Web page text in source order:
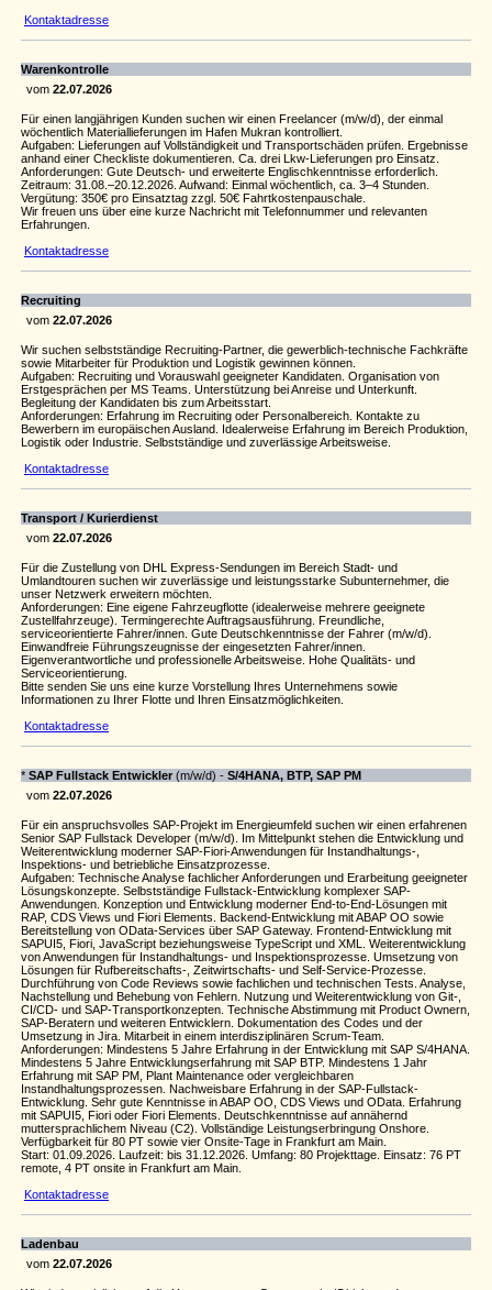
Kontaktadresse
Warenkontrolle
vom 22.07.2026
Für einen langjährigen Kunden suchen wir einen Freelancer (m/w/d), der einmal
wöchentlich Materiallieferungen im Hafen Mukran kontrolliert.
Aufgaben: Lieferungen auf Vollständigkeit und Transportschäden prüfen. Ergebnisse
anhand einer Checkliste dokumentieren. Ca. drei Lkw-Lieferungen pro Einsatz.
Anforderungen: Gute Deutsch- und erweiterte Englischkenntnisse erforderlich.
Zeitraum: 31.08.–20.12.2026. Aufwand: Einmal wöchentlich, ca. 3–4 Stunden.
Vergütung: 350€ pro Einsatztag zzgl. 50€ Fahrtkostenpauschale.
Wir freuen uns über eine kurze Nachricht mit Telefonnummer und relevanten
Erfahrungen.
Kontaktadresse
Recruiting
vom 22.07.2026
Wir suchen selbstständige Recruiting-Partner, die gewerblich-technische Fachkräfte
sowie Mitarbeiter für Produktion und Logistik gewinnen können.
Aufgaben: Recruiting und Vorauswahl geeigneter Kandidaten. Organisation von
Erstgesprächen per MS Teams. Unterstützung bei Anreise und Unterkunft.
Begleitung der Kandidaten bis zum Arbeitsstart.
Anforderungen: Erfahrung im Recruiting oder Personalbereich. Kontakte zu
Bewerbern im europäischen Ausland. Idealerweise Erfahrung im Bereich Produktion,
Logistik oder Industrie. Selbstständige und zuverlässige Arbeitsweise.
Kontaktadresse
Transport / Kurierdienst
vom 22.07.2026
Für die Zustellung von DHL Express-Sendungen im Bereich Stadt- und
Umlandtouren suchen wir zuverlässige und leistungsstarke Subunternehmer, die
unser Netzwerk erweitern möchten.
Anforderungen: Eine eigene Fahrzeugflotte (idealerweise mehrere geeignete
Zustellfahrzeuge). Termingerechte Auftragsausführung. Freundliche,
serviceorientierte Fahrer/innen. Gute Deutschkenntnisse der Fahrer (m/w/d).
Einwandfreie Führungszeugnisse der eingesetzten Fahrer/innen.
Eigenverantwortliche und professionelle Arbeitsweise. Hohe Qualitäts- und
Serviceorientierung.
Bitte senden Sie uns eine kurze Vorstellung Ihres Unternehmens sowie
Informationen zu Ihrer Flotte und Ihren Einsatzmöglichkeiten.
Kontaktadresse
* SAP Fullstack Entwickler (m/w/d) - S/4HANA, BTP, SAP PM
vom 22.07.2026
Für ein anspruchsvolles SAP-Projekt im Energieumfeld suchen wir einen erfahrenen
Senior SAP Fullstack Developer (m/w/d). Im Mittelpunkt stehen die Entwicklung und
Weiterentwicklung moderner SAP-Fiori-Anwendungen für Instandhaltungs-,
Inspektions- und betriebliche Einsatzprozesse.
Aufgaben: Technische Analyse fachlicher Anforderungen und Erarbeitung geeigneter
Lösungskonzepte. Selbstständige Fullstack-Entwicklung komplexer SAP-
Anwendungen. Konzeption und Entwicklung moderner End-to-End-Lösungen mit
RAP, CDS Views und Fiori Elements. Backend-Entwicklung mit ABAP OO sowie
Bereitstellung von OData-Services über SAP Gateway. Frontend-Entwicklung mit
SAPUI5, Fiori, JavaScript beziehungsweise TypeScript und XML. Weiterentwicklung
von Anwendungen für Instandhaltungs- und Inspektionsprozesse. Umsetzung von
Lösungen für Rufbereitschafts-, Zeitwirtschafts- und Self-Service-Prozesse.
Durchführung von Code Reviews sowie fachlichen und technischen Tests. Analyse,
Nachstellung und Behebung von Fehlern. Nutzung und Weiterentwicklung von Git-,
CI/CD- und SAP-Transportkonzepten. Technische Abstimmung mit Product Ownern,
SAP-Beratern und weiteren Entwicklern. Dokumentation des Codes und der
Umsetzung in Jira. Mitarbeit in einem interdisziplinären Scrum-Team.
Anforderungen: Mindestens 5 Jahre Erfahrung in der Entwicklung mit SAP S/4HANA.
Mindestens 5 Jahre Entwicklungserfahrung mit SAP BTP. Mindestens 1 Jahr
Erfahrung mit SAP PM, Plant Maintenance oder vergleichbaren
Instandhaltungsprozessen. Nachweisbare Erfahrung in der SAP-Fullstack-
Entwicklung. Sehr gute Kenntnisse in ABAP OO, CDS Views und OData. Erfahrung
mit SAPUI5, Fiori oder Fiori Elements. Deutschkenntnisse auf annähernd
muttersprachlichem Niveau (C2). Vollständige Leistungserbringung Onshore.
Verfügbarkeit für 80 PT sowie vier Onsite-Tage in Frankfurt am Main.
Start: 01.09.2026. Laufzeit: bis 31.12.2026. Umfang: 80 Projekttage. Einsatz: 76 PT
remote, 4 PT onsite in Frankfurt am Main.
Kontaktadresse
Ladenbau
vom 22.07.2026